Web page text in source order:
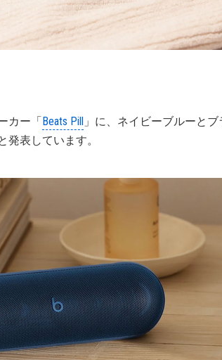
カー「Beats Pill 」に、ネイビーブルーと
発表しています。